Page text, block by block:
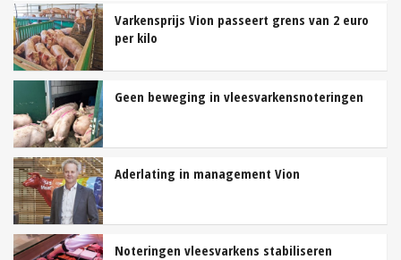
Varkensprijs Vion passeert grens van 2 euro
per kilo
Geen beweging in vleesvarkensnoteringen
Aderlating in management Vion
Noteringen vleesvarkens stabiliseren